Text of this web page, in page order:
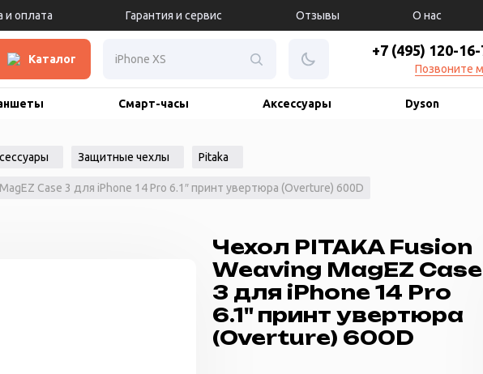
и оплата Гарантия и сервис Отзывы О нас
Каталог
+7 (495) 120-
Позвоните
Смарт-часы Аксессуары Dyson
Защитные чехлы Pitaka
Case 3 для iPhone 14 Pro 6.1″ принт увертюра (Overture) 600D
Чехол PITAKA Fusion
Weaving MagEZ Case
3 для iPhone 14 Pro
6.1" принт увертюра
(Overture) 600D